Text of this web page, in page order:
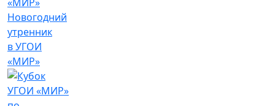
Новогодний
утренник
в УГОИ
«МИР»